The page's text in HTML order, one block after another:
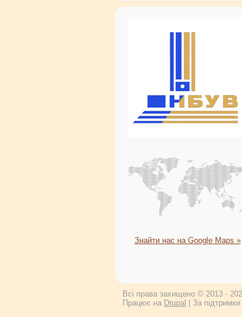
Знайти нас на Google Maps »
Всі права захищено © 2013 -
Працює на Drupal | За підтримки